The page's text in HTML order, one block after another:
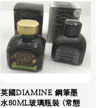
英國DIAMINE 鋼筆墨
水80ML玻璃瓶裝 (常態